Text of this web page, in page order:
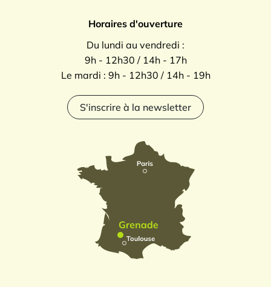
Horaires d'ouverture
Du lundi au vendredi :
9h - 12h30 / 14h - 17h
Le mardi : 9h - 12h30 / 14h - 19h
S'inscrire à la newsletter